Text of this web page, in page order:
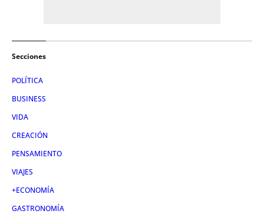
Secciones
POLÍTICA
BUSINESS
VIDA
CREACIÓN
PENSAMIENTO
VIAJES
+ECONOMÍA
GASTRONOMÍA